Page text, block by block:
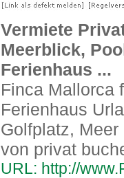
Vermiete
Meerblick,
Ferienhaus ...
Finca Mallorca
Ferienhaus
Golfplatz,
von privat
URL: http://